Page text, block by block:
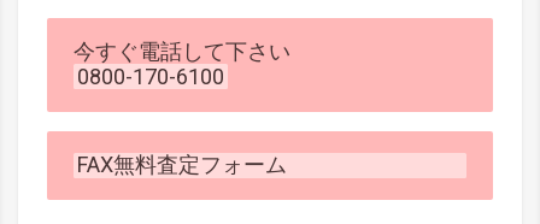
今すぐ電話して下さい
0800-170-6100
FAX無料査定フォーム